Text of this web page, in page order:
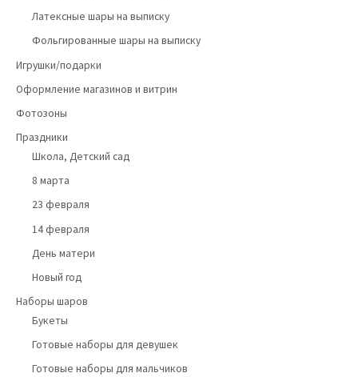
Латексные шары на выписку
Фольгированные шары на выписку
Игрушки/подарки
Оформление магазинов и витрин
Фотозоны
Праздники
Школа, Детский сад
8 марта
23 февраля
14 февраля
День матери
Новый год
Наборы шаров
Букеты
Готовые наборы для девушек
Готовые наборы для мальчиков